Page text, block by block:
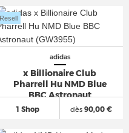
adidas
x Billionaire Club
Pharrell Hu NMD Blue
BBC Astronaut
1 Shop
Resell
dès 90,00 €